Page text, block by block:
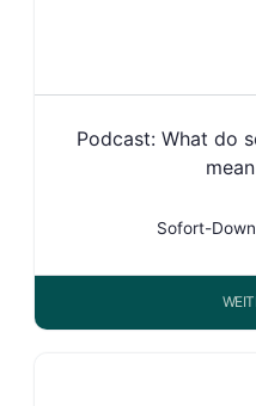
Podcast: What do
Sofort-